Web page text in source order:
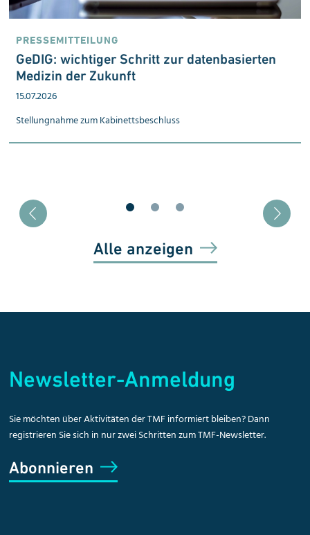
PRESSEMITTEILUNG
GeDIG: wichtiger Schritt zur datenbasierten
Medizin der Zukunft
15.07.2026
Stellungnahme zum Kabinetts­beschluss
Alle anzeigen
Newsletter-Anmeldung
Sie möchten über Aktivitäten der TMF informiert bleiben? Dann
registrieren Sie sich in nur zwei Schritten zum TMF-Newsletter.
Abonnieren